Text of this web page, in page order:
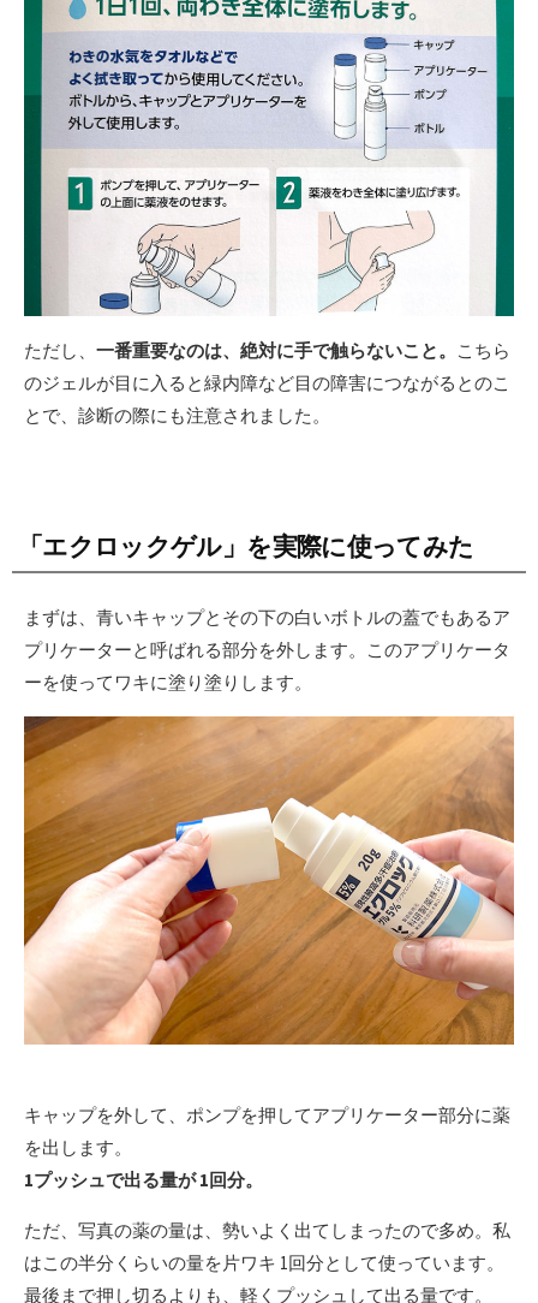
ただし、 一番重要なのは、絶対に手で触らないこと。 こちら
のジェルが目に入ると緑内障など目の障害につながるとのこ
とで、診断の際にも注意されました。
「エクロックゲル」を実際に使ってみた
まずは、青いキャップとその下の白いボトルの蓋でもあるア
プリケーターと呼ばれる部分を外します。このアプリケータ
ーを使ってワキに塗り塗りします。
キャップを外して、ポンプを押してアプリケーター部分に薬
を出します。
1プッシュで出る量が 1回分。
ただ、写真の薬の量は、勢いよく出てしまったので多め。私
はこの半分くらいの量を片ワキ 1回分として使っています。
最後まで押し切るよりも、軽くプッシュして出る量です。